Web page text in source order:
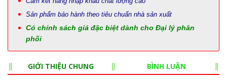
Sản phẩm bảo hành theo tiêu chuẩn nhà sản xuất
Có chính sách giá đặc biệt dành cho Đại lý phân
phối
GIỚI THIỆU CHUNG BÌNH LUẬN